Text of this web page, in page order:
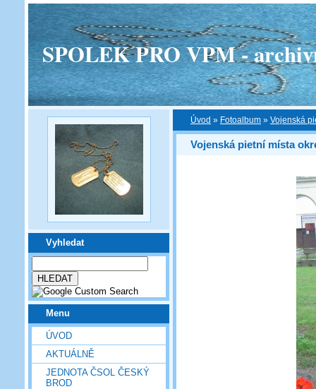
SPOLEK PRO VPM -
Vyhledat
Menu
ÚVOD
AKTUÁLNĚ
JEDNOTA ČSOL ČESKÝ
BROD
Úvod » Fotoalbum » Vojenská
Vojenská pietní místa